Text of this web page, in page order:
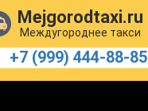
Mejgorodtaxi.ru
Междугороднее такси
+7 (999) 444-88-85